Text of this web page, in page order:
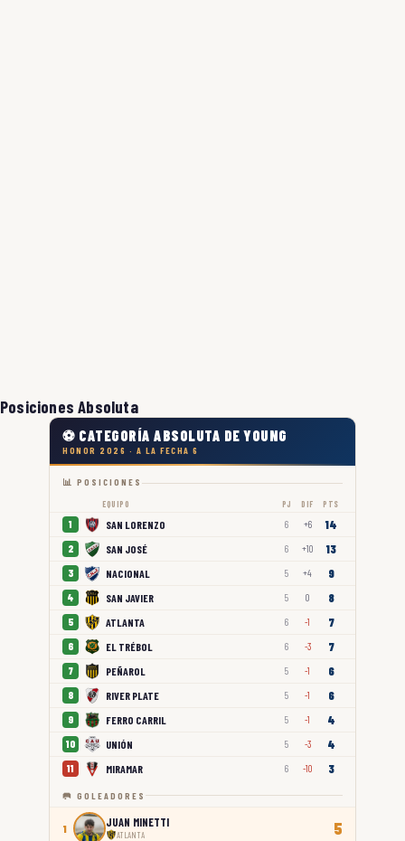
Posiciones Absoluta
⚽ CATEGORÍA ABSOLUTA DE YOUNG
HONOR 2026 · A LA FECHA 6
📊 POSICIONES
EQUIPO PJ DIF PTS
1 SAN LORENZO 6 +6 14
2 SAN JOSÉ 6 +10 13
3 NACIONAL 5 +4 9
4 SAN JAVIER 5 0 8
5 ATLANTA 6 -1 7
6 EL TRÉBOL 6 -3 7
7 PEÑAROL 5 -1 6
8 RIVER PLATE 5 -1 6
9 FERRO CARRIL 5 -1 4
10 UNIÓN 5 -3 4
11 MIRAMAR 6 -10 3
🥅 GOLEADORES
1 JUAN MINETTI
ATLANTA 5